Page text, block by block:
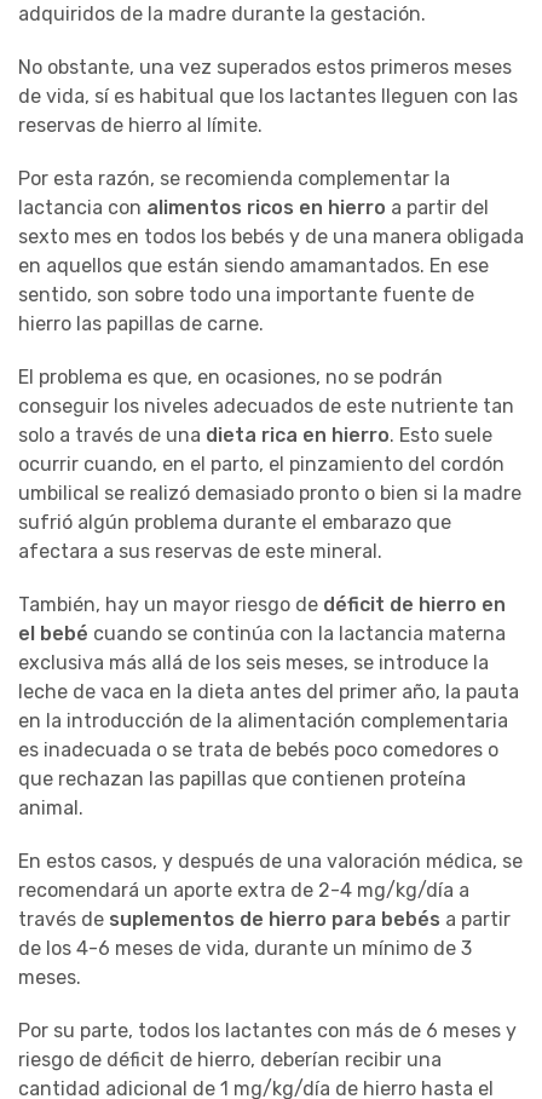
adquiridos de la madre durante la gestación.
No obstante, una vez superados estos primeros meses
de vida, sí es habitual que los lactantes lleguen con las
reservas de hierro al límite.
Por esta razón, se recomienda complementar la
lactancia con alimentos ricos en hierro a partir del
sexto mes en todos los bebés y de una manera obligada
en aquellos que están siendo amamantados. En ese
sentido, son sobre todo una importante fuente de
hierro las papillas de carne.
El problema es que, en ocasiones, no se podrán
conseguir los niveles adecuados de este nutriente tan
solo a través de una dieta rica en hierro. Esto suele
ocurrir cuando, en el parto, el pinzamiento del cordón
umbilical se realizó demasiado pronto o bien si la madre
sufrió algún problema durante el embarazo que
afectara a sus reservas de este mineral.
También, hay un mayor riesgo de déficit de hierro en
el bebé cuando se continúa con la lactancia materna
exclusiva más allá de los seis meses, se introduce la
leche de vaca en la dieta antes del primer año, la pauta
en la introducción de la alimentación complementaria
es inadecuada o se trata de bebés poco comedores o
que rechazan las papillas que contienen proteína
animal.
En estos casos, y después de una valoración médica, se
recomendará un aporte extra de 2-4 mg/kg/día a
través de suplementos de hierro para bebés a partir
de los 4-6 meses de vida, durante un mínimo de 3
meses.
Por su parte, todos los lactantes con más de 6 meses y
riesgo de déficit de hierro, deberían recibir una
cantidad adicional de 1 mg/kg/día de hierro hasta el